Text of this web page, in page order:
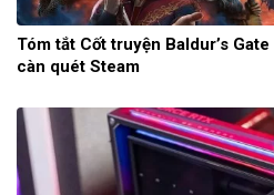
Tóm tắt Cốt truyện Baldur’s
càn quét Steam